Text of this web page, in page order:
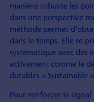
manière robuste les
dans une perspective
méthode permet
dans le temps. Elle se
systématique avec des
activement comme le
durables « Sustainable
Pour renforcer le signal